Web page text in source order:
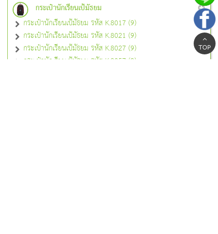
กระเป๋านักเรียนเป้มัธยม
กระเป๋านักเรียนเป้มัธยม รหัส K.8017 (9)
กระเป๋านักเรียนเป้มัธยม รหัส K.8021 (9)
กระเป๋านักเรียนเป้มัธยม รหัส K.8027 (9)
กระเป๋านักเรียนเป้มัธยม รหัส K.8057 (9)
TOP